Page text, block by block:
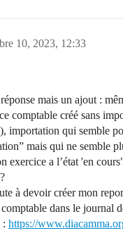
10, 2023, 12:33
mais un ajout :
comptable créé sans
importation qui semble
mais qui ne semble
exercice a l’état 'en
à devoir créer mon
dans le journal
: https://